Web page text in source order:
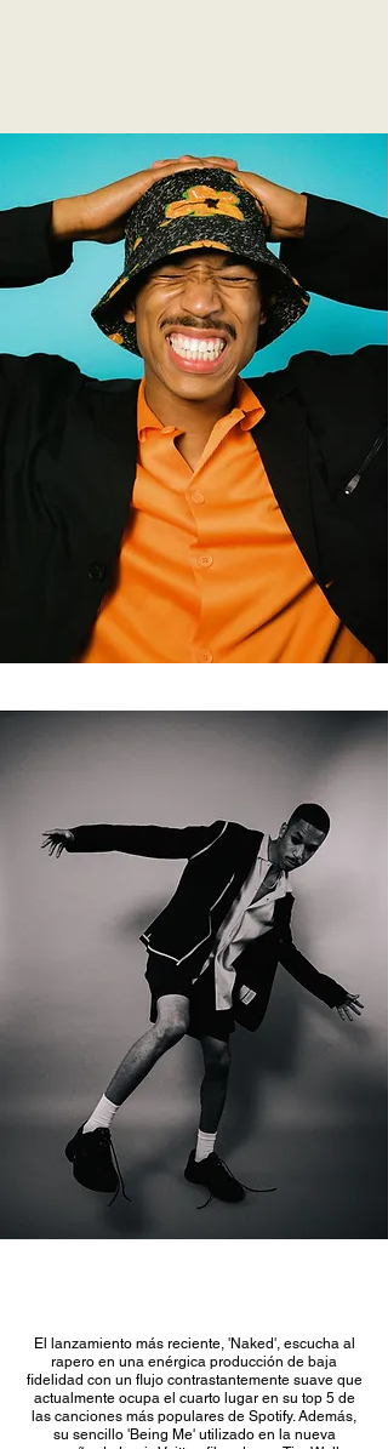
El lanzamiento más reciente, 'Naked', escucha al
rapero en una enérgica producción de baja
fidelidad con un flujo contrastantemente suave que
actualmente ocupa el cuarto lugar en su top 5 de
las canciones más populares de Spotify. Además,
su sencillo 'Being Me' utilizado en la nueva